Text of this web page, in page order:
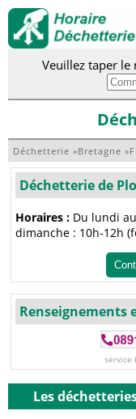
Veuillez taper le
Déchetterie »Bretagne »
Déchetterie de
Horaires : Du lundi
dimanche : 10h-12h
Renseignements
service
Les